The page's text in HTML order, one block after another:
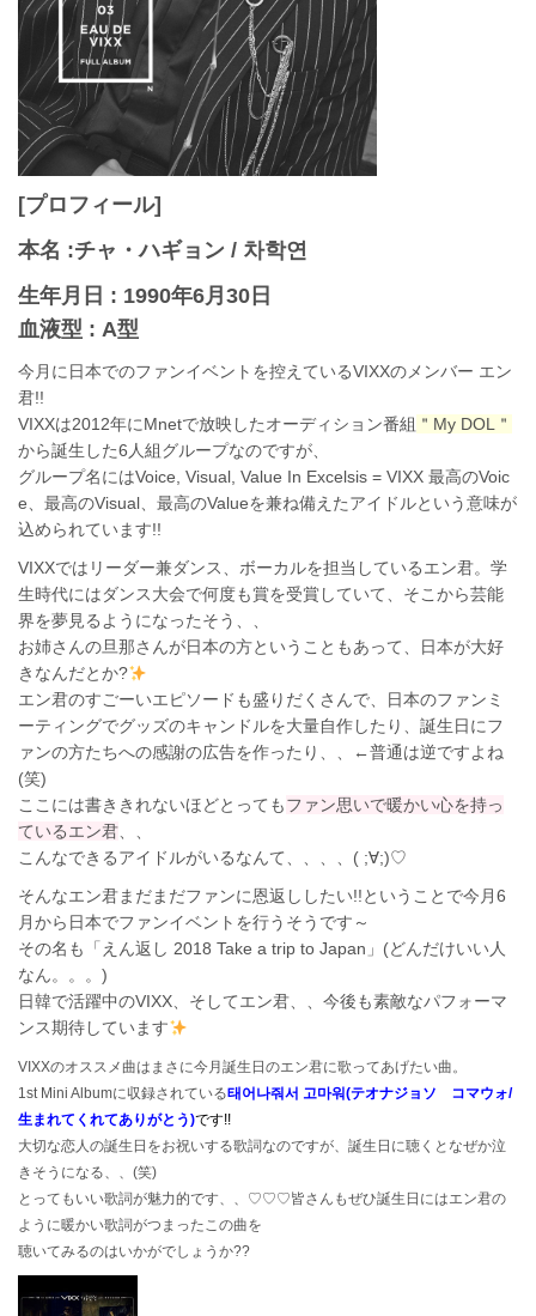
[プロフィール]
本名 :チャ・ハギョン / 차학연
生年月日 : 1990年6月30日
血液型 : A型
今月に日本でのファンイベントを控えているVIXXのメンバー エン
君!!
VIXXは2012年にMnetで放映したオーディション番組 ＂My DOL＂
から誕生した6人組グループなのですが、
グループ名にはVoice, Visual, Value In Excelsis = VIXX 最高のVoic
e、最高のVisual、最高のValueを兼ね備えたアイドルという意味が
込められています!!
VIXXではリーダー兼ダンス、ボーカルを担当しているエン君。学
生時代にはダンス大会で何度も賞を受賞していて、そこから芸能
界を夢見るようになったそう、、
お姉さんの旦那さんが日本の方ということもあって、日本が大好
きなんだとか?
エン君のすごーいエピソードも盛りだくさんで、日本のファンミ
ーティングでグッズのキャンドルを大量自作したり、誕生日にフ
ァンの方たちへの感謝の広告を作ったり、、←普通は逆ですよね
(笑)
ここには書ききれないほどとってもファン思いで暖かい心を持っ
ているエン君、、
こんなできるアイドルがいるなんて、、、、( ;∀;)♡
そんなエン君まだまだファンに恩返ししたい!!ということで今月6
月から日本でファンイベントを行うそうです～
その名も「えん返し 2018 Take a trip to Japan」(どんだけいい人
なん。。。)
日韓で活躍中のVIXX、そしてエン君、、今後も素敵なパフォーマ
ンス期待しています
VIXXのオススメ曲はまさに今月誕生日のエン君に歌ってあげたい曲。
1st Mini Albumに収録されている태어나줘서 고마워(テオナジョソ コマウォ/
生まれてくれてありがとう)です!!
大切な恋人の誕生日をお祝いする歌詞なのですが、誕生日に聴くとなぜか泣
きそうになる、、(笑)
とってもいい歌詞が魅力的です、、♡♡♡皆さんもぜひ誕生日にはエン君の
ように暖かい歌詞がつまったこの曲を
聴いてみるのはいかがでしょうか??